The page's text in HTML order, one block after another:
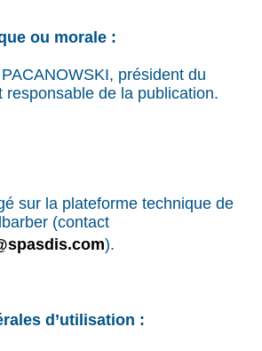
ou morale :
président du
responsable de la publication.
sur la plateforme technique de
(contact
).
d’utilisation :